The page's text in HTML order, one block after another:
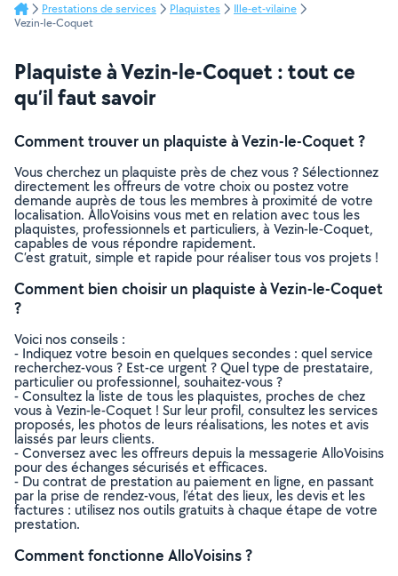
Prestations de services Plaquistes
Ille-et-vilaine
Vezin-le-Coquet
Plaquiste à Vezin-le-Coquet : tout ce
qu’il faut savoir
Comment trouver un plaquiste à Vezin-le-Coquet ?
Vous cherchez un plaquiste près de chez vous ? Sélectionnez
directement les offreurs de votre choix ou postez votre
demande auprès de tous les membres à proximité de votre
localisation. AlloVoisins vous met en relation avec tous les
plaquistes, professionnels et particuliers, à Vezin-le-Coquet,
capables de vous répondre rapidement.
C’est gratuit, simple et rapide pour réaliser tous vos projets !
Comment bien choisir un plaquiste à Vezin-le-Coquet
?
Voici nos conseils :
- Indiquez votre besoin en quelques secondes : quel service
recherchez-vous ? Est-ce urgent ? Quel type de prestataire,
particulier ou professionnel, souhaitez-vous ?
- Consultez la liste de tous les plaquistes, proches de chez
vous à Vezin-le-Coquet ! Sur leur profil, consultez les services
proposés, les photos de leurs réalisations, les notes et avis
laissés par leurs clients.
- Conversez avec les offreurs depuis la messagerie AlloVoisins
pour des échanges sécurisés et efficaces.
- Du contrat de prestation au paiement en ligne, en passant
par la prise de rendez-vous, l’état des lieux, les devis et les
factures : utilisez nos outils gratuits à chaque étape de votre
prestation.
Comment fonctionne AlloVoisins ?